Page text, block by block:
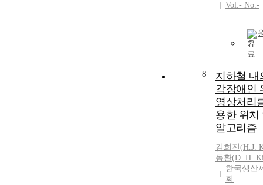
Vol.- No.-
기
8
지하철 내
각장애인
영상처리
용한 위치
알고리즘
김희진(H.J.
동환(D. H.
한국생산
회